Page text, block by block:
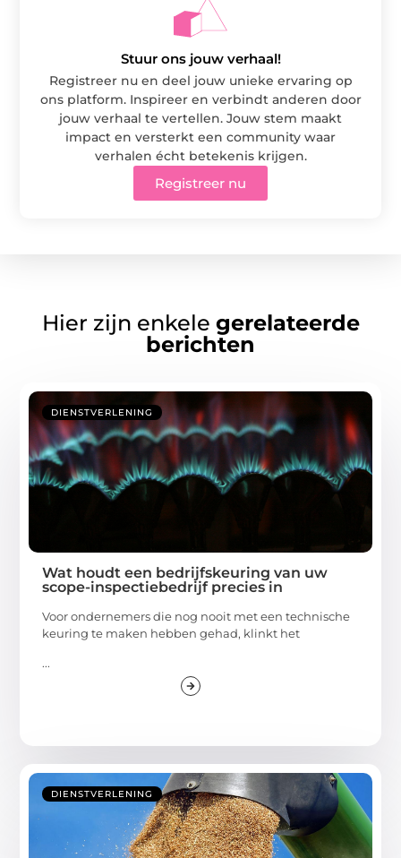
Stuur ons jouw verhaal!
Registreer nu en deel jouw unieke ervaring op
ons platform. Inspireer en verbindt anderen door
jouw verhaal te vertellen. Jouw stem maakt
impact en versterkt een community waar
verhalen écht betekenis krijgen.
Registreer nu
Hier zijn enkele gerelateerde
berichten
DIENSTVERLENING
Wat houdt een bedrijfskeuring van uw
scope-inspectiebedrijf precies in
Voor ondernemers die nog nooit met een technische
keuring te maken hebben gehad, klinkt het
...
DIENSTVERLENING